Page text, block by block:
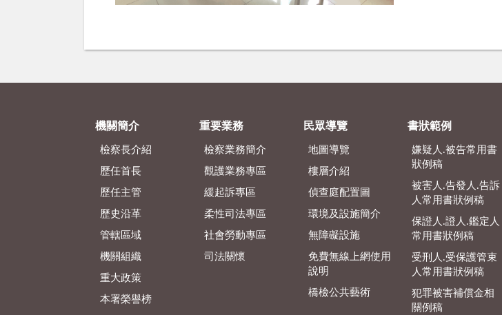
機關簡介
檢察長介紹
歷任首長
歷任主管
歷史沿革
管轄區域
機關組織
重大政策
本署榮譽榜
重要業務
檢察業務簡介
觀護業務專區
緩起訴專區
柔性司法專區
社會勞動專區
司法關懷
民眾導覽
地圖導覽
樓層介紹
偵查庭配置圖
環境及設施簡介
無障礙設施
免費無線上網使用
說明
橋檢公共藝術
書狀範例
嫌疑人.被告常用書
狀例稿
被害人.告發人.告訴
人常用書狀例稿
保證人.證人.鑑定人
常用書狀例稿
受刑人.受保護管束
人常用書狀例稿
犯罪被害補償金相
關例稿